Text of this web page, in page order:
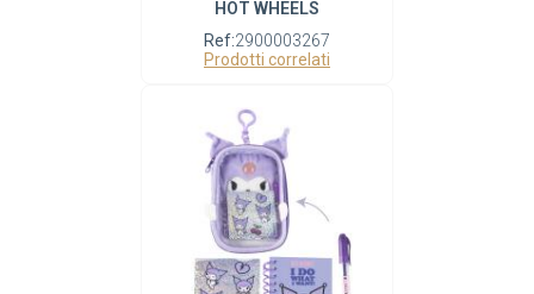
HOT WHEELS
Ref:2900003267
Prodotti correlati